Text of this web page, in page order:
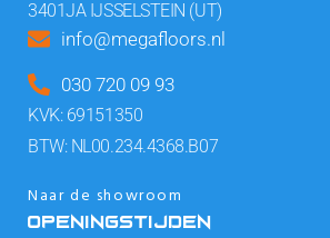
3401JA IJSSELSTEIN (UT)
info@megafloors.nl
030 720 09 93
KVK: 69151350
BTW: NL00.234.4368.B07
Naar de showroom
OPENINGSTIJDEN